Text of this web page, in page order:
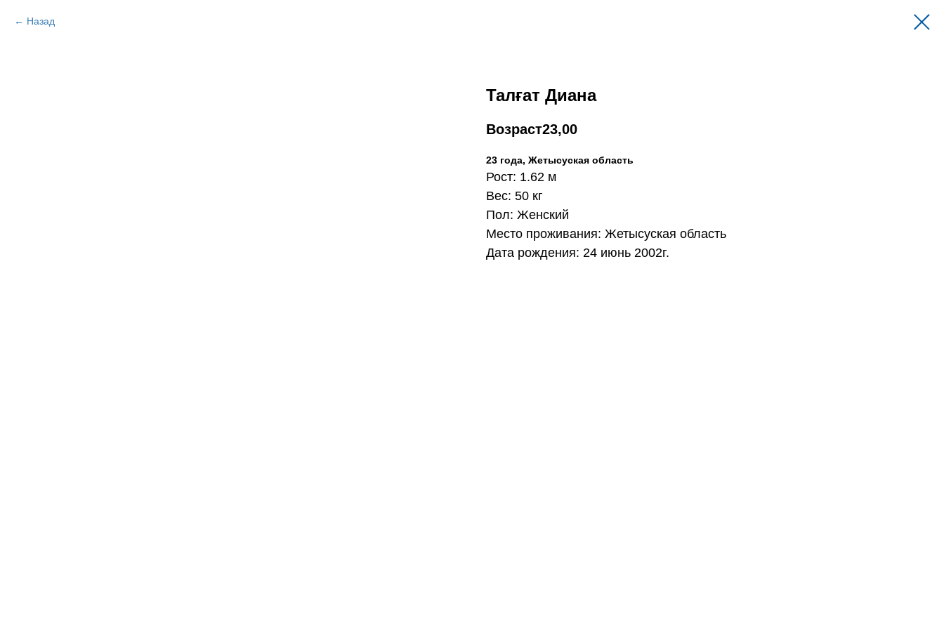
Назад
Талғат Диана
Возраст23,00
23 года, Жетысуская область
Рост: 1.62 м
Вес: 50 кг
Пол: Женский
Место проживания: Жетысуская область
Дата рождения: 24 июнь 2002г.